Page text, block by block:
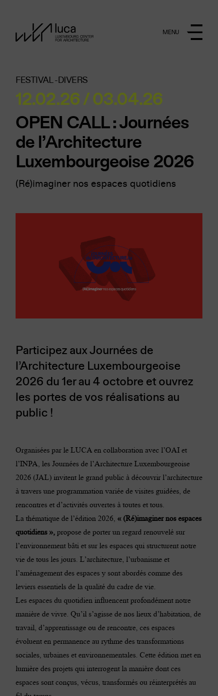
MENU
FESTIVAL -DIVERS
12.02.26 / 03.04.26
OPEN CALL : Journées
de l’Architecture
Luxembourgeoise 2026
(Ré)imaginer nos espaces quotidiens
Participez aux Journées de
l’Architecture Luxembourgeoise
2026 du 1er au 4 octobre et ouvrez
les portes de vos réalisations au
public !
Organisées par le LUCA en collaboration avec l’OAI et
l’INPA, lesJournées de l’Architecture Luxembourgeoise
2026 (JAL)invitent le grand public à découvrir l’architecture
à travers une programmation variée de visites guidées, de
rencontres et d’activités ouvertes à toutes et tous.
La thématique de l’édition 2026, « (Ré)imaginer nos espaces
quotidiens »,propose de porter un regard renouvelé sur
l’environnement bâti et sur les espaces qui structurent notre
vie de tous les jours. L’architecture, l’urbanisme et
l’aménagement des espaces y sont abordés comme des
leviers essentiels de la qualité du cadre de vie.
Les espaces du quotidien influencent profondément notre
manière de vivre. Qu’il s’agisse de nos lieux d’habitation, de
travail, d’apprentissage ou de rencontre, ces espaces
évoluent en permanence au rythme des transformations
sociales, urbaines et environnementales. Cette édition met en
lumière des projets qui interrogent la manière dont ces
espaces sont conçus, vécus, transformés ou réinterprétés au